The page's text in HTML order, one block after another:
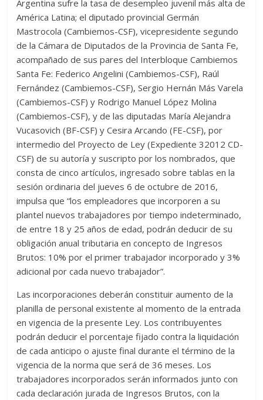
Argentina sufre la tasa de desempleo juvenil más alta de
América Latina; el diputado provincial Germán
Mastrocola (Cambiemos-CSF), vicepresidente segundo
de la Cámara de Diputados de la Provincia de Santa Fe,
acompañado de sus pares del Interbloque Cambiemos
Santa Fe: Federico Angelini (Cambiemos-CSF), Raúl
Fernández (Cambiemos-CSF), Sergio Hernán Más Varela
(Cambiemos-CSF) y Rodrigo Manuel López Molina
(Cambiemos-CSF), y de las diputadas María Alejandra
Vucasovich (BF-CSF) y Cesira Arcando (FE-CSF), por
intermedio del Proyecto de Ley (Expediente 32012 CD-
CSF) de su autoría y suscripto por los nombrados, que
consta de cinco artículos, ingresado sobre tablas en la
sesión ordinaria del jueves 6 de octubre de 2016,
impulsa que “los empleadores que incorporen a su
plantel nuevos trabajadores por tiempo indeterminado,
de entre 18 y 25 años de edad, podrán deducir de su
obligación anual tributaria en concepto de Ingresos
Brutos: 10% por el primer trabajador incorporado y 3%
adicional por cada nuevo trabajador”.
Las incorporaciones deberán constituir aumento de la
planilla de personal existente al momento de la entrada
en vigencia de la presente Ley. Los contribuyentes
podrán deducir el porcentaje fijado contra la liquidación
de cada anticipo o ajuste final durante el término de la
vigencia de la norma que será de 36 meses. Los
trabajadores incorporados serán informados junto con
cada declaración jurada de Ingresos Brutos, con la